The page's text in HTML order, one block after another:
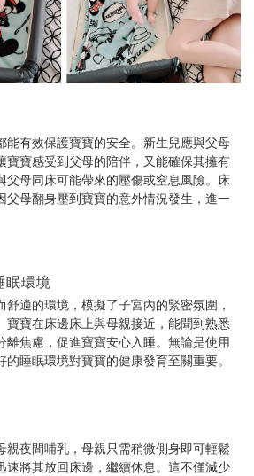
能有效保護寶寶的安全。新生兒應與父母
寶寶感受到父母的陪伴，又能確保其擁有
父母同床可能帶來的壓傷或窒息風險。床
父母翻身壓到寶寶的意外情況發生，進一
眠環境
適的環境，模擬了子宮內的緊密氛圍，
寶寶在床邊床上與母親接近，能聞到熟悉
離焦慮，促進寶寶安心入睡。無論是使用
睡眠環境對寶寶的健康發育至關重要。
親夜間哺乳，母親只需稍微側身即可輕鬆
速將其放回床邊，繼續休息。這不僅減少